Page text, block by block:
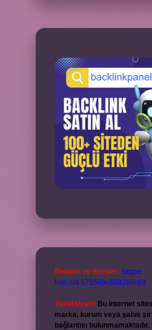
Reklam ve İletişim: Skype:
live:.cid.575569c608265c69
Yasal Uyarı: Bu internet
marka, kurum veya şahıs
bağlantısı